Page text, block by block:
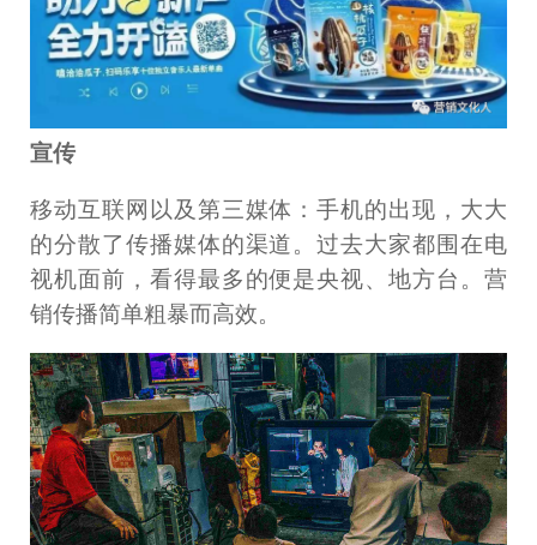
宣传
移动互联网以及第三媒体：手机的出现，大大
的分散了传播媒体的渠道。过去大家都围在电
视机面前，看得最多的便是央视、地方台。营
销传播简单粗暴而高效。